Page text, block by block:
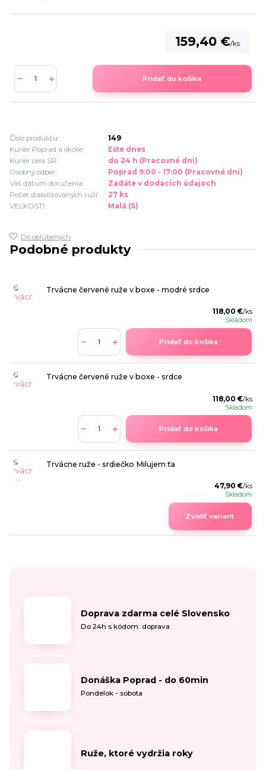
159,40 €/ks
Pridať do košíka
Číslo produktu:
149
Kuriér Poprad a okolie:
Ešte dnes
Kuriér celá SR:
do 24 h (Pracovné dni)
Osobný odber:
Poprad 9:00 - 17:00 (Pracovné dni)
Váš dátum doručenia:
Zadáte v dodacích údajoch
Počet stabilizovaných ruží:
27 ks
VEĽKOSTI:
Malá (S)
Do obľúbených
Podobné produkty
Trvácne červené ruže v boxe - modré srdce
118,00 €/ks
Skladom
Pridať do košíka
Trvácne červené ruže v boxe - srdce
118,00 €/ks
Skladom
Pridať do košíka
Trvácne ruže - srdiečko Milujem ťa
47,90 €/ks
Skladom
Zvoliť variant
Doprava zdarma celé Slovensko
Do 24h s kódom: doprava
Donáška Poprad - do 60min
Pondelok - sobota
Ruže, ktoré vydržia roky